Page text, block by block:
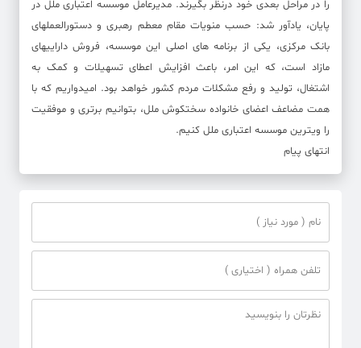
را در مراحل بعدی خود درنظر بگیرند. مدیرعامل موسسه اعتباری ملل در
پایان، یادآور شد: حسب منویات مقام معطم رهبری و دستورالعملهای
بانک مرکزی، یکی از برنامه های اصلی این موسسه، فروش داراییهای
مازاد است، که این امر، باعث افزایش اعطای تسهیلات و کمک به
اشتغال، تولید و رفع مشکلات مردم کشور خواهد بود. امیدواریم که با
همت مضاعف اعضای خانواده سختکوش ملل، بتوانیم برتری و موفقیت
را ویترین موسسه اعتباری ملل کنیم.
انتهای پیام